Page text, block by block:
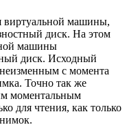
виртуальной машины,
диск. На этом
машины
диск. Исходный
с момента
Точно так же
моментальным
для чтения, как только